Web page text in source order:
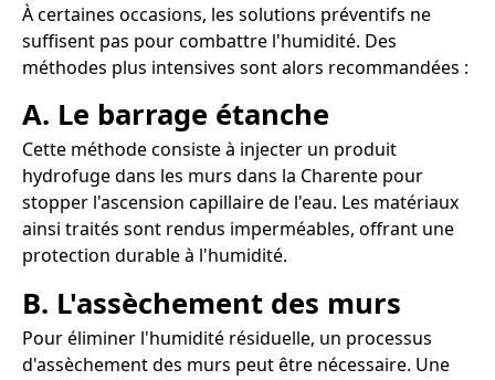
À certaines occasions, les solutions préventifs ne
suffisent pas pour combattre l'humidité. Des
méthodes plus intensives sont alors recommandées :
A. Le barrage étanche
Cette méthode consiste à injecter un produit
hydrofuge dans les murs dans la Charente pour
stopper l'ascension capillaire de l'eau. Les matériaux
ainsi traités sont rendus imperméables, offrant une
protection durable à l'humidité.
B. L'assèchement des murs
Pour éliminer l'humidité résiduelle, un processus
d'assèchement des murs peut être nécessaire. Une